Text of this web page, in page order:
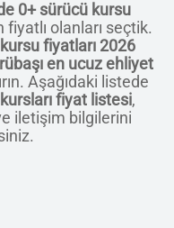
0+ sürücü kursu
olanları seçtik.
fiyatları 2026
en ucuz ehliyet
Aşağıdaki listede
fiyat listesi,
iletişim bilgilerini